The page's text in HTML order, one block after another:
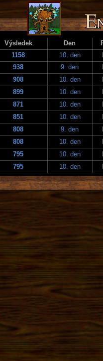
Výsledek Den
1158 10. den
938 9. den
908 10. den
899 10. den
871 10. den
851 10. den
808 9. den
808 10. den
795 10. den
795 10. den